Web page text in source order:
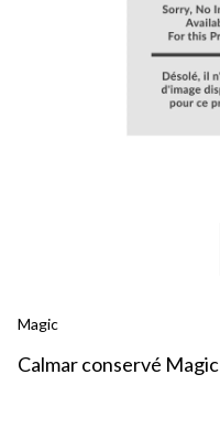
Magic
Calmar conservé Magic